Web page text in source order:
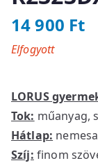
14 900 Ft
LORUS
Tok: műanyag,
Hátlap:
Szíj: finom
Elfogyott